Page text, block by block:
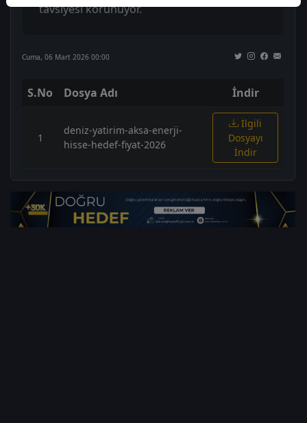
tavsiyesi korunuyor.
Cuma, 06 Mart 2026 00:00
S.No Dosya Adı İndir
1
deniz-yatirim-aksa-enerji-
hisse-hedef-fiyat-2026
İlgili
Dosyayı
İndir